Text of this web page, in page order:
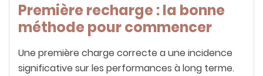
Première recharge : la bonne
méthode pour commencer
Une première charge correcte a une incidence
significative sur les performances à long terme.